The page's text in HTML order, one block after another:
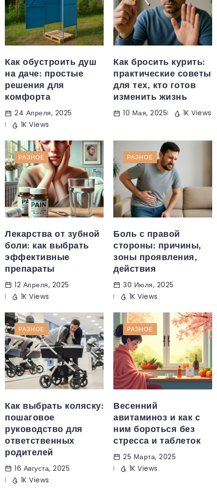
Как обустроить душ
на даче: простые
решения для
комфорта
24 Апреля, 2025
1K Views
Как бросить курить:
практические советы
для тех, кто готов
изменить жизнь
10 Мая, 2025 1K Views
РАЗНОЕ
Лекарства от зубной
боли: как выбрать
эффективные
препараты
12 Апреля, 2025
1K Views
РАЗНОЕ
Боль с правой
стороны: причины,
зоны проявления,
действия
30 Июля, 2025
1K Views
РАЗНОЕ
Как выбрать коляску:
пошаговое
руководство для
ответственных
родителей
16 Августа, 2025
1K Views
РАЗНОЕ
Весенний
авитаминоз и как с
ним бороться без
стресса и таблеток
25 Марта, 2025
1K Views